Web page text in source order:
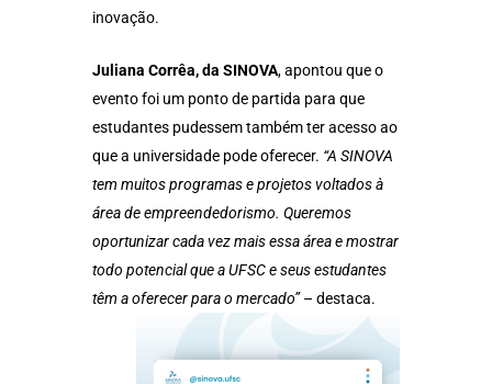
inovação.
Juliana Corrêa, da SINOVA, apontou que o
evento foi um ponto de partida para que
estudantes pudessem também ter acesso ao
que a universidade pode oferecer. “A SINOVA
tem muitos programas e projetos voltados à
área de empreendedorismo. Queremos
oportunizar cada vez mais essa área e mostrar
todo potencial que a UFSC e seus estudantes
têm a oferecer para o mercado”– destaca.